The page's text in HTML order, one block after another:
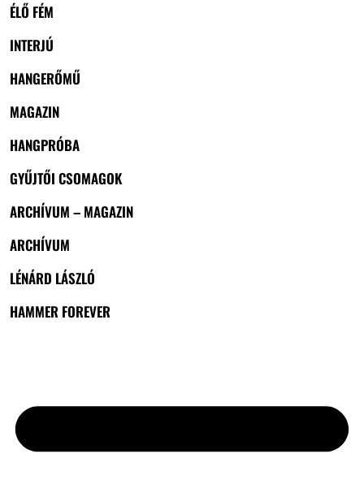
ÉLŐ FÉM
INTERJÚ
HANGERŐMŰ
MAGAZIN
HANGPRÓBA
GYŰJTŐI CSOMAGOK
ARCHÍVUM – MAGAZIN
ARCHÍVUM
LÉNÁRD LÁSZLÓ
HAMMER FOREVER